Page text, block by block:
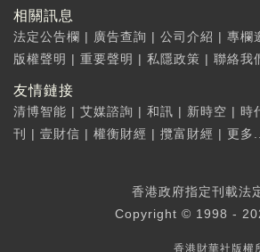
相關訊息
法定公告欄 | 廣告查詢 | 公司介紹 | 專欄
版權聲明 | 重要聲明 | 私隱政策 | 聯絡我
友情鏈接
清博智能 | 艾媒諮詢 | 和訊 | 新時空 | 時
刊
| 壹財信 | 權衡財經 | 攬富財經 | 更多
香港政府指定刊載法
Copyright © 1998 -
香港財華社版權